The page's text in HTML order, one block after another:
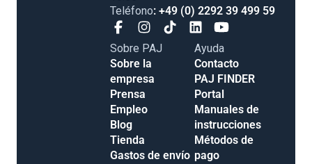
Teléfono: +49 (0) 2292 39 499 59
Sobre PAJ
Sobre la
empresa
Prensa
Empleo
Blog
Tienda
Gastos de envío
Ayuda
Contacto
PAJ FINDER
Portal
Manuales de
instrucciones
Métodos de
pago